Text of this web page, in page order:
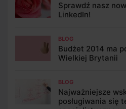
Sprawdź nasz
LinkedIn!
BLOG
Budżet 2014 ma
Wielkiej Brytanii
BLOG
Najważniejsze
posługiwania się